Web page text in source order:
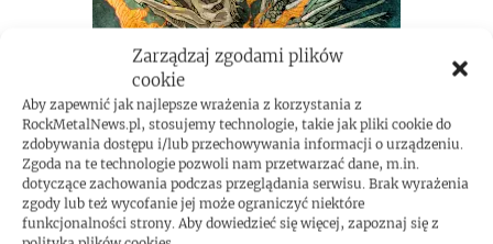
Zarządzaj zgodami plików
cookie
Aby zapewnić jak najlepsze wrażenia z korzystania z
RockMetalNews.pl, stosujemy technologie, takie jak pliki cookie do
zdobywania dostępu i/lub przechowywania informacji o urządzeniu.
Zgoda na te technologie pozwoli nam przetwarzać dane, m.in.
dotyczące zachowania podczas przeglądania serwisu. Brak wyrażenia
zgody lub też wycofanie jej może ograniczyć niektóre
funkcjonalności strony. Aby dowiedzieć się więcej, zapoznaj się z